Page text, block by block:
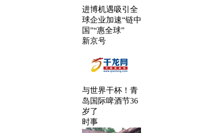
进博机遇吸引全
球企业加速“链中
国”“惠全球”
新京号
与世界干杯！青
岛国际啤酒节36
岁了
时事